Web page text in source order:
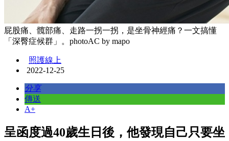
屁股痛、髖部痛、走路一拐一拐，是坐骨神經痛？一文搞懂
「深臀症候群」。photoAC by mapo
照護線上
2022-12-25
分享
傳送
A+
呈函度過40歲生日後，他發現自己只要坐